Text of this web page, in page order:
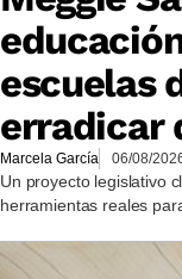
escuelas
erradicar
Marcela García 06/08/
Un proyecto legislativo
herramientas reales